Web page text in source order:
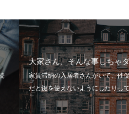
大家さん、そんな事しちゃダメで